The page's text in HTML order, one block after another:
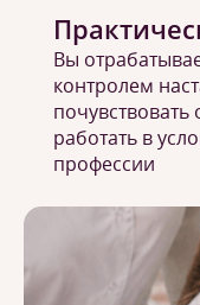
Вы
контролем
почувствовать
работать в
профессии